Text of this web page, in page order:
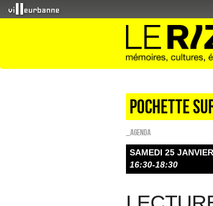
Pochette
_Agenda
SAMEDI 25
16:30-18:30